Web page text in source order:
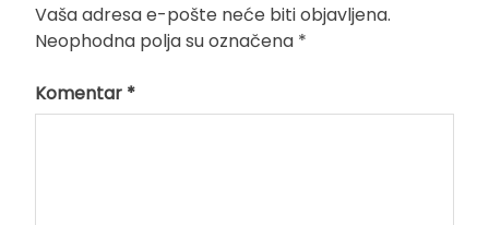
Vaša adresa e-pošte neće biti objavljena.
Neophodna polja su označena *
Komentar *